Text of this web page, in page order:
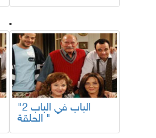
"الباب في الباب 2
الحلقة "